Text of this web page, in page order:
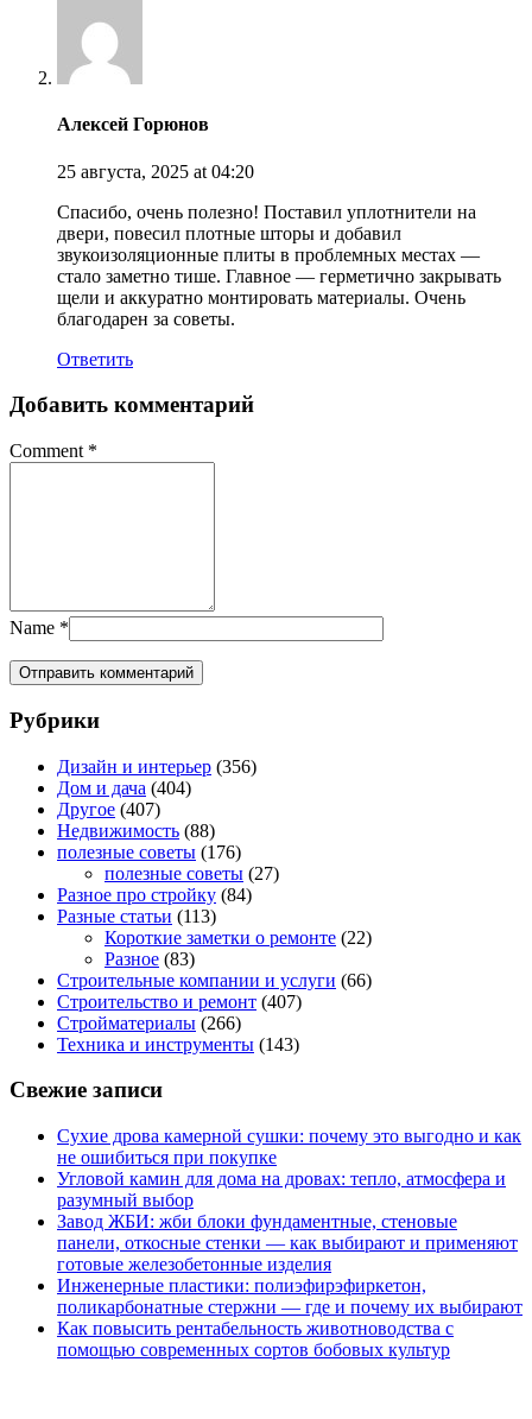
Алексей Горюнов
25 августа, 2025 at 04:20
Спасибо, очень полезно! Поставил уплотнители на
двери, повесил плотные шторы и добавил
звукоизоляционные плиты в проблемных местах —
стало заметно тише. Главное — герметично закрывать
щели и аккуратно монтировать материалы. Очень
благодарен за советы.
Ответить
Добавить комментарий
Comment *
Name *
Рубрики
Дизайн и интерьер (356)
Дом и дача (404)
Другое (407)
Недвижимость (88)
полезные советы (176)
полезные советы (27)
Разное про стройку (84)
Разные статьи (113)
Короткие заметки о ремонте (22)
Разное (83)
Строительные компании и услуги (66)
Строительство и ремонт (407)
Стройматериалы (266)
Техника и инструменты (143)
Свежие записи
Сухие дрова камерной сушки: почему это выгодно и как
не ошибиться при покупке
Угловой камин для дома на дровах: тепло, атмосфера и
разумный выбор
Завод ЖБИ: жби блоки фундаментные, стеновые
панели, откосные стенки — как выбирают и применяют
готовые железобетонные изделия
Инженерные пластики: полиэфирэфиркетон,
поликарбонатные стержни — где и почему их выбирают
Как повысить рентабельность животноводства с
помощью современных сортов бобовых культур